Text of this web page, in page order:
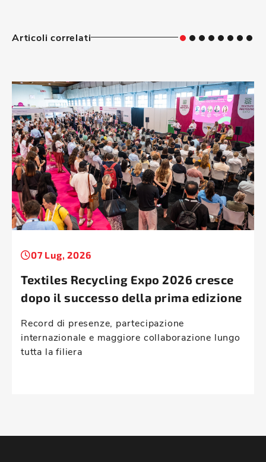
Articoli correlati
07 Lug, 2026
Textiles Recycling Expo 2026 cresce
dopo il successo della prima edizione
Record di presenze, partecipazione
internazionale e maggiore collaborazione lungo
tutta la filiera